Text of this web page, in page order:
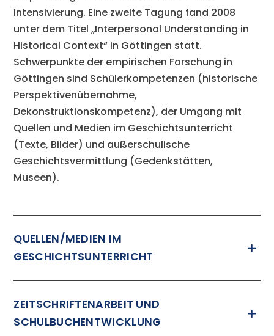
Intensivierung. Eine zweite Tagung fand 2008
unter dem Titel „Interpersonal Understanding in
Historical Context“ in Göttingen statt.
Schwerpunkte der empirischen Forschung in
Göttingen sind Schülerkompetenzen (historische
Perspektivenübernahme,
Dekonstruktionskompetenz), der Umgang mit
Quellen und Medien im Geschichtsunterricht
(Texte, Bilder) und außerschulische
Geschichtsvermittlung (Gedenkstätten,
Museen).
QUELLEN/MEDIEN IM
GESCHICHTSUNTERRICHT
ZEITSCHRIFTENARBEIT UND
SCHULBUCHENTWICKLUNG